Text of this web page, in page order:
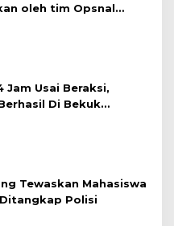
oleh tim Opsnal
Polres Siak-Polda Riau
Jam Usai Beraksi,
Di Bekuk
Kuansing
Tewaskan Mahasiswa
Polisi